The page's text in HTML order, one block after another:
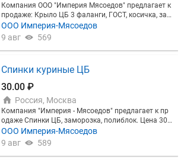
Компания ООО "Империя Мясоедов" предлагает к
продаже: Крыло ЦБ 3 фаланги, ГОСТ, косичка, зам
орозка. Фасовка в коробках по 12 кг. Цена 205 ру
б. Самовывоз со склада в Москве.
ООО Империя-Мясоедов
9 авг
569
Спинки куриные ЦБ
30.00 ₽
Россия, Москва
Компания "Империя - Мясоедов" предлагает к пр
одаже Спинки ЦБ, заморозка, полиблок. Цена 30
руб/кг. Отгружаем от 20 тонн. Безнал, НДС, Мерку
рий. Отгрузка со склада в Москве и области
ООО Империя-Мясоедов
9 авг
589